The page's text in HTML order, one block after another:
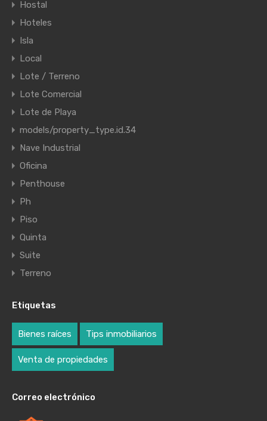
Hostal
Hoteles
Isla
Local
Lote / Terreno
Lote Comercial
Lote de Playa
models/property_type.id.34
Nave Industrial
Oficina
Penthouse
Ph
Piso
Quinta
Suite
Terreno
Etiquetas
Bienes raíces Tips inmobiliarios
Venta de propiedades
Correo electrónico